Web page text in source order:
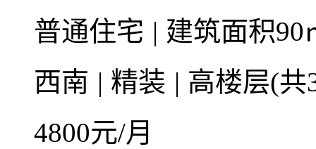
普通住宅 | 建筑面积
西南 | 精装 | 高楼层(
4800元/月